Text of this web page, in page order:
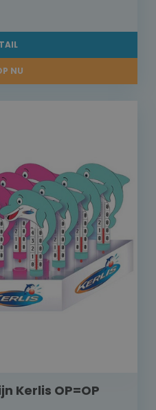
NU
Kerlis OP=OP